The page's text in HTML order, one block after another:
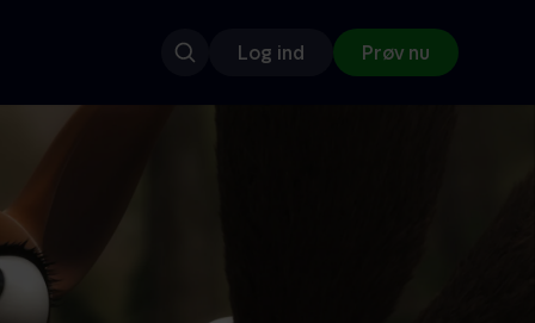
Log ind Prøv nu